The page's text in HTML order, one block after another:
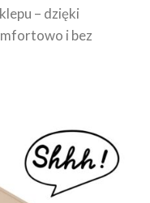
– dzięki
i bez